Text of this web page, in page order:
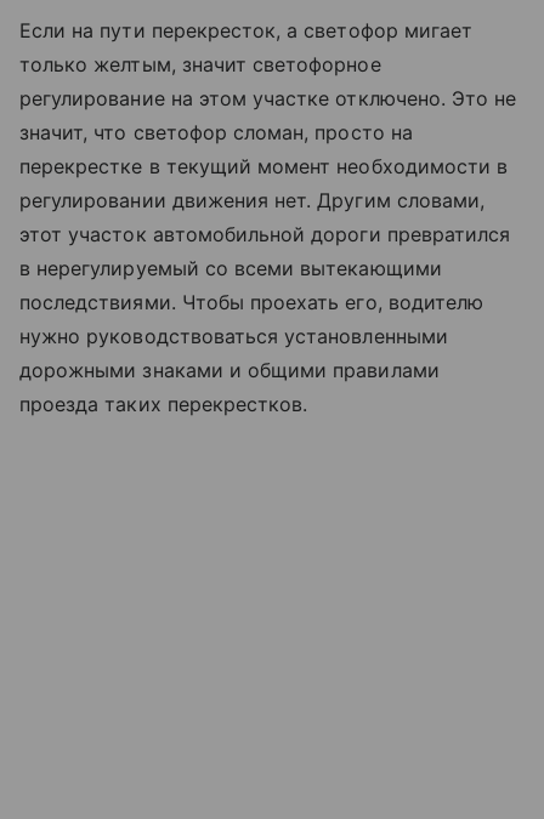
Если на пути перекресток, а светофор мигает
только желтым, значит светофорное
регулирование на этом участке отключено. Это не
значит, что светофор сломан, просто на
перекрестке в текущий момент необходимости в
регулировании движения нет. Другим словами,
этот участок автомобильной дороги превратился
в нерегулируемый со всеми вытекающими
последствиями. Чтобы проехать его, водителю
нужно руководствоваться установленными
дорожными знаками и общими правилами
проезда таких перекрестков.